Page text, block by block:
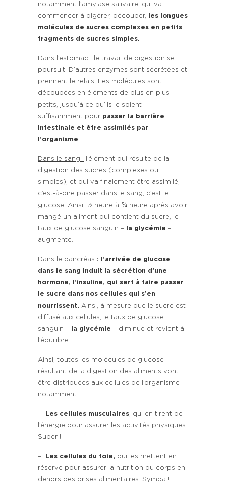
notamment l’amylase salivaire, qui va
commencer à digérer, découper,
les longues
molécules de sucres complexes en petits
fragments de sucres simples.
Dans l’estomac : le travail de digestion se
poursuit. D’autres enzymes sont sécrétées et
prennent le relais. Les molécules sont
découpées en éléments de plus en plus
petits, jusqu’à ce qu’ils le soient
suffisamment pour passer la barrière
intestinale et être assimilés par
l’organisme.
Dans le sang : l’élément qui résulte de la
digestion des sucres (complexes ou
simples), et qui va finalement être assimilé,
c’est-à-dire passer dans le sang, c’est le
glucose. Ainsi, ½ heure à ¾ heure après avoir
mangé un aliment qui contient du sucre, le
taux de glucose sanguin –
la glycémie –
augmente.
Dans le pancréas : l’arrivée de glucose
dans le sang induit la sécrétion d’une
hormone, l’insuline, qui sert à faire passer
le sucre dans nos cellules qui s’en
nourrissent. Ainsi, à mesure que le sucre est
diffusé aux cellules, le taux de glucose
sanguin –
la glycémie – diminue et revient à
l’équilibre.
Ainsi, toutes les molécules de glucose
résultant de la digestion des aliments vont
être distribuées aux cellules de l’organisme
notamment :
– Les cellules musculaires, qui en tirent de
l’énergie pour assurer les activités physiques.
Super !
– Les cellules du foie, qui les mettent en
réserve pour assurer la nutrition du corps en
dehors des prises alimentaires. Sympa !